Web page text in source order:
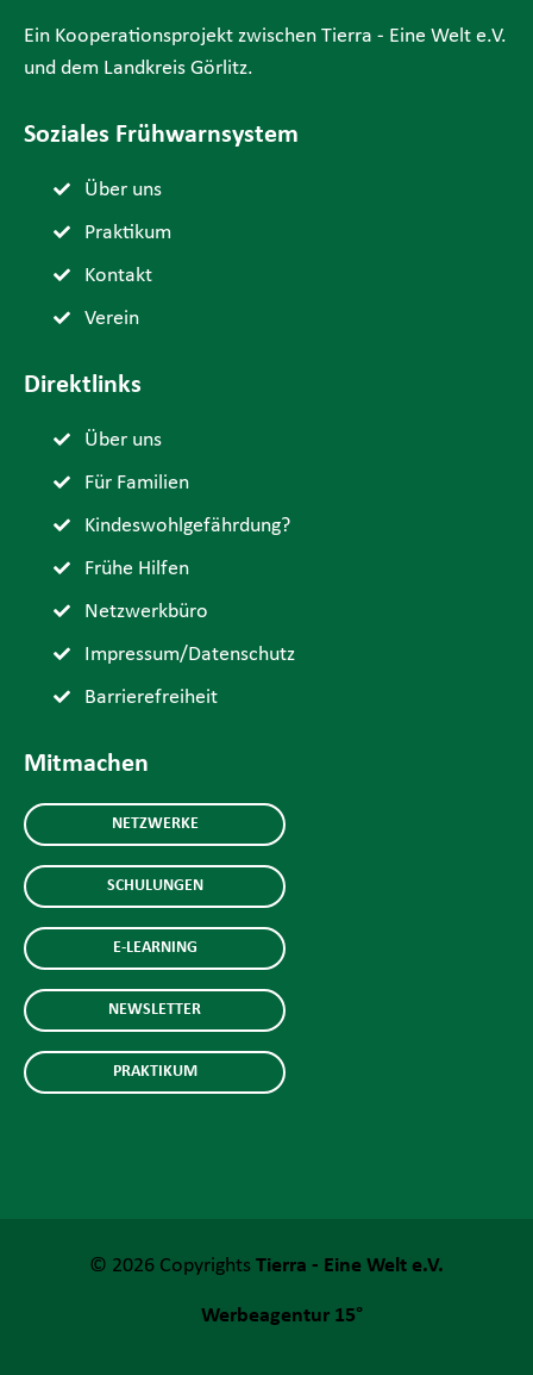
Ein Kooperationsprojekt zwischen Tierra - Eine Welt e.V.
und dem Landkreis Görlitz.
Soziales Frühwarnsystem
Über uns
Praktikum
Kontakt
Verein
Direktlinks
Über uns
Für Familien
Kindeswohlgefährdung?
Frühe Hilfen
Netzwerkbüro
Impressum/Datenschutz
Barrierefreiheit
Mitmachen
NETZWERKE
SCHULUNGEN
E-LEARNING
NEWSLETTER
PRAKTIKUM
© 2026 Copyrights Tierra - Eine Welt e.V.
Werbeagentur 15°